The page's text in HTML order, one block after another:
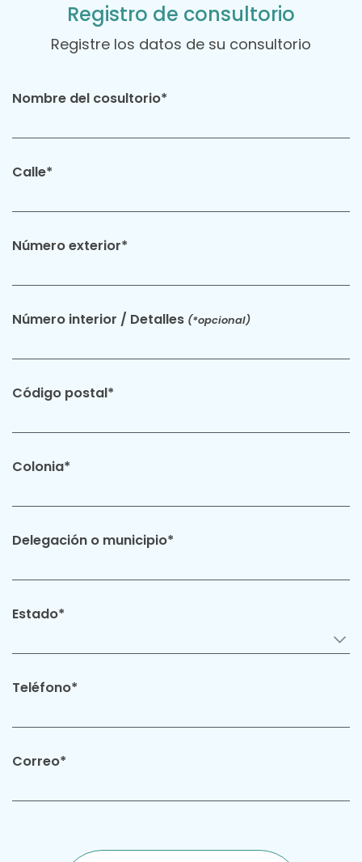
Registro de consultorio
Registre los datos de su consultorio
Nombre del cosultorio*
Calle*
Número exterior*
Número interior / Detalles (*opcional)
Código postal*
Colonia*
Delegación o municipio*
Estado*
Teléfono*
Correo*